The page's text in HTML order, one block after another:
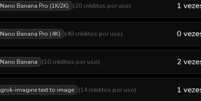
Nano Banana Pro (1K/2K) (20 créditos por uso) 1
Nano Banana Pro (4K) (40 créditos por uso) 0
Nano Banana (10 créditos por uso) 2
grok-imagine text to image (14 créditos por uso) 1